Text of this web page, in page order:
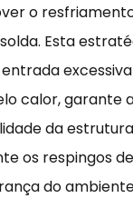
o
Esta
calor, garante
da
os respingos
do